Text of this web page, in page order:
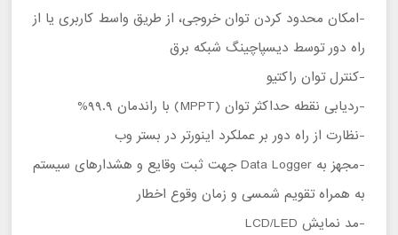
-امکان محدود کردن توان خروجی، از طریق واسط کاربری یا از
راه دور توسط دیسپاچینگ شبکه برق
-كنترل توان راكتيو
-ردیابی نقطه حداکثر توان (MPPT) با راندمان 99.9%
-نظارت از راه دور بر عملكرد اينورتر در بستر وب
-مجهز به Data Logger جهت ثبت وقايع و هشدارهای سيستم
به همراه تقويم شمسی و زمان وقوع اخطار
-مد نمايش LCD/LED